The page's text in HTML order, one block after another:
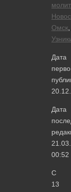
Омск
Дата
Дата
00:52
С
13